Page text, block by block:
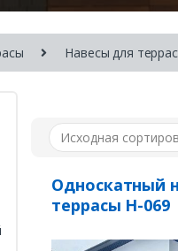
Навесы для
Односкатный
террасы Н-069